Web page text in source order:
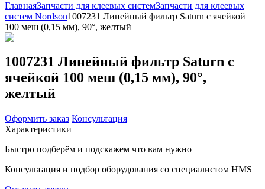
ГлавнаяЗапчасти для клеевых системЗапчасти для клеевых
систем Nordson1007231 Линейный фильтр Saturn с ячейкой
100 меш (0,15 мм), 90°, желтый
1007231 Линейный фильтр Saturn с
ячейкой 100 меш (0,15 мм), 90°,
желтый
Оформить заказ Консультация
Характеристики
Быстро подберём и подскажем что вам нужно
Консультация и подбор оборудования со специалистом HMS